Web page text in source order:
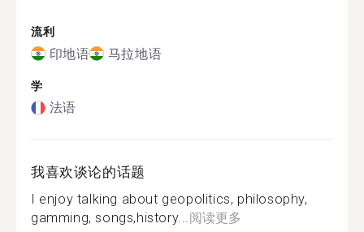
流利
印地语 马拉地语
学
法语
我喜欢谈论的话题
I enjoy talking about geopolitics, philosophy,
gamming, songs,history...阅读更多